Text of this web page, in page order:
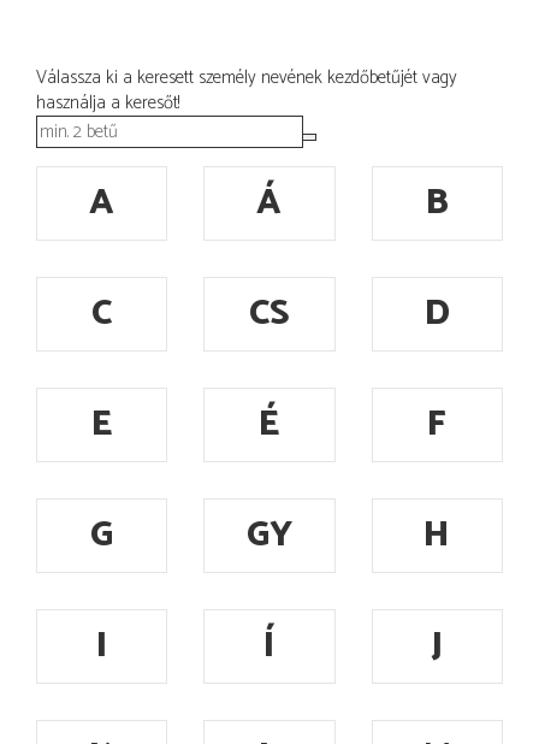
Válassza ki a keresett személy nevének kezdőbetűjét vagy
használja a keresőt!
A Á
B
C
CS
D
E
É
F
G
GY
H
I
Í
J